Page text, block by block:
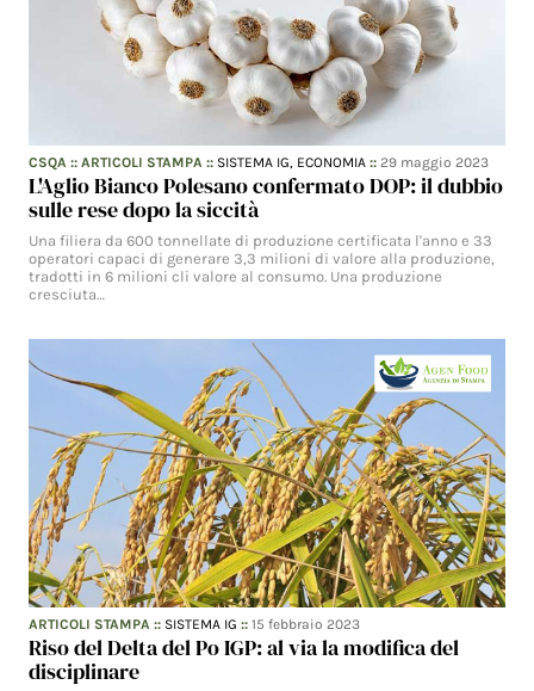
CSQA ::ARTICOLI STAMPA :: SISTEMA IG, ECONOMIA ::29 maggio 2023
L'Aglio Bianco Polesano confermato DOP: il dubbio
sulle rese dopo la siccità
Una filiera da 600 tonnellate di produzione certificata l'anno e 33
operatori capaci di generare 3,3 milioni di valore alla produzione,
tradotti in 6 milioni cli valore al consumo. Una produzione
cresciuta…
ARTICOLI STAMPA :: SISTEMA IG ::15 febbraio 2023
Riso del Delta del Po IGP: al via la modifica del
disciplinare